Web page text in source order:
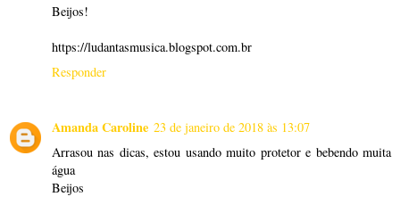
Beijos!
https://ludantasmusica.blogspot.com.br
Responder
Amanda Caroline 23 de janeiro de 2018 às 13:07
Arrasou nas dicas, estou usando muito protetor e bebendo muita
água
Beijos